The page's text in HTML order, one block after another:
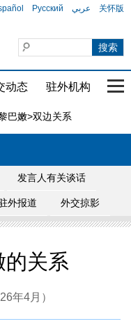
Русский عربي 关怀版
动态 驻外机构 国
巴嫩>双边关系
发言人有关谈话
外报道 外交掠影
的关系
年4月）